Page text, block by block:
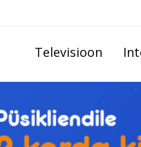
Televisioon